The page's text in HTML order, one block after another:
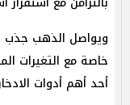
ويواصل الذهب جذب
خاصة مع التغيرات
أحد أهم أدوات